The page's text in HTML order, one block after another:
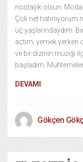
nostaljik olsun. Moda
Çok net hatırlıyorum
üç yaşlarındaydım.
açtım, yemek yerken
ve bir dizinin müziği
başladım.
DEVAMI
Gökçen